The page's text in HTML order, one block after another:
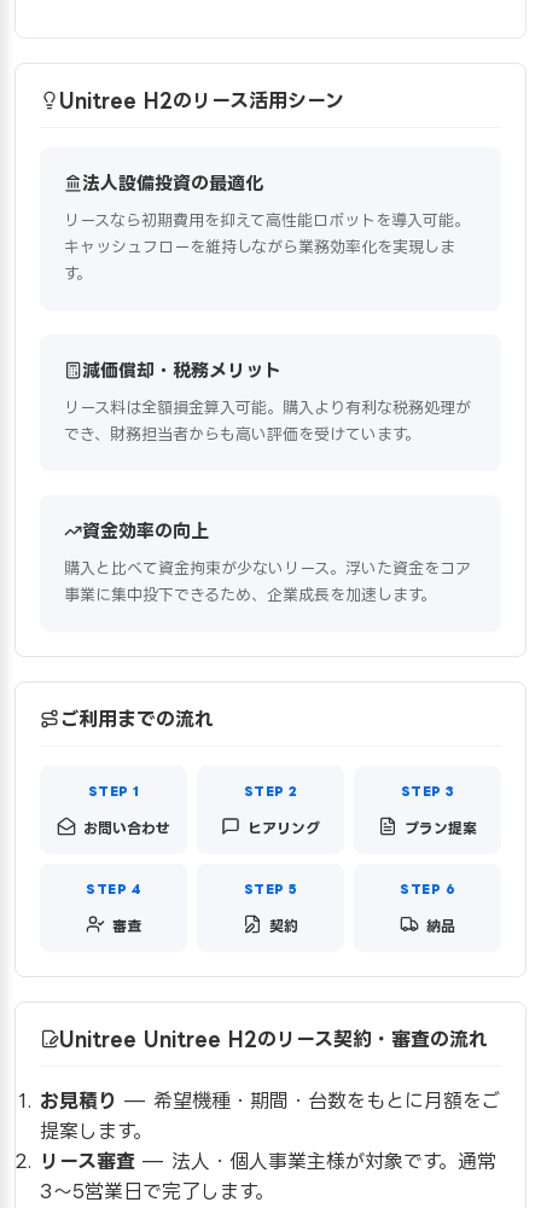
Unitree H2のリース活用シーン
法人設備投資の最適化
リースなら初期費用を抑えて高性能ロボットを導入可能。
キャッシュフローを維持しながら業務効率化を実現しま
す。
減価償却・税務メリット
リース料は全額損金算入可能。購入より有利な税務処理が
でき、財務担当者からも高い評価を受けています。
資金効率の向上
購入と比べて資金拘束が少ないリース。浮いた資金をコア
事業に集中投下できるため、企業成長を加速します。
ご利用までの流れ
お問い合わせ ヒアリング プラン提案
審査 契約 納品
Unitree Unitree H2のリース契約・審査の流れ
お見積り — 希望機種・期間・台数をもとに月額をご
提案します。
リース審査 — 法人・個人事業主様が対象です。通常
3〜5営業日で完了します。